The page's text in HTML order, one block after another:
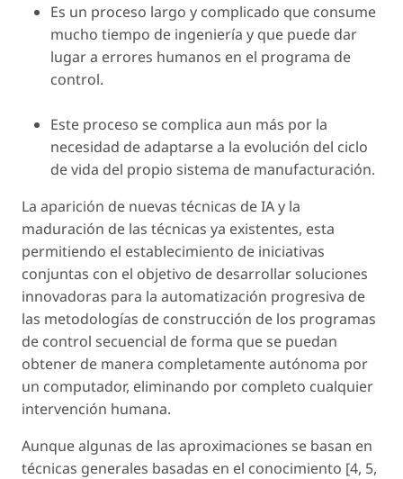
Es un proceso largo y complicado que consume
mucho tiempo de ingeniería y que puede dar
lugar a errores humanos en el programa de
control.
Este proceso se complica aun más por la
necesidad de adaptarse a la evolución del ciclo
de vida del propio sistema de manufacturación.
La aparición de nuevas técnicas de IA y la
maduración de las técnicas ya existentes, esta
permitiendo el establecimiento de iniciativas
conjuntas con el objetivo de desarrollar soluciones
innovadoras para la automatización progresiva de
las metodologías de construcción de los programas
de control secuencial de forma que se puedan
obtener de manera completamente autónoma por
un computador, eliminando por completo cualquier
intervención humana.
Aunque algunas de las aproximaciones se basan en
técnicas generales basadas en el conocimiento [4, 5,